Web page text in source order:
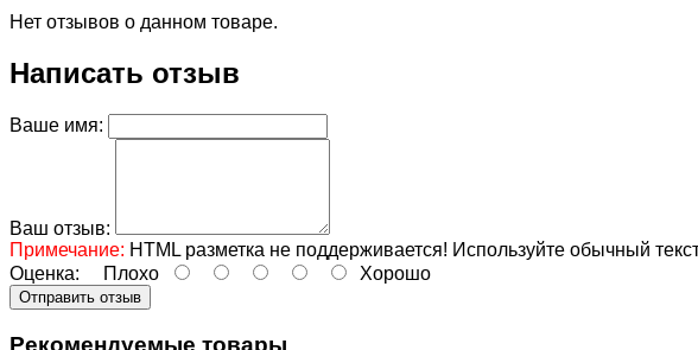
Нет отзывов о данном товаре.
Написать отзыв
Ваше имя:
Ваш отзыв:
Примечание: HTML разметка не поддерживается! Используйте обычный
Оценка: Плохо Хорошо
Отправить отзыв
Рекомендуемые товары